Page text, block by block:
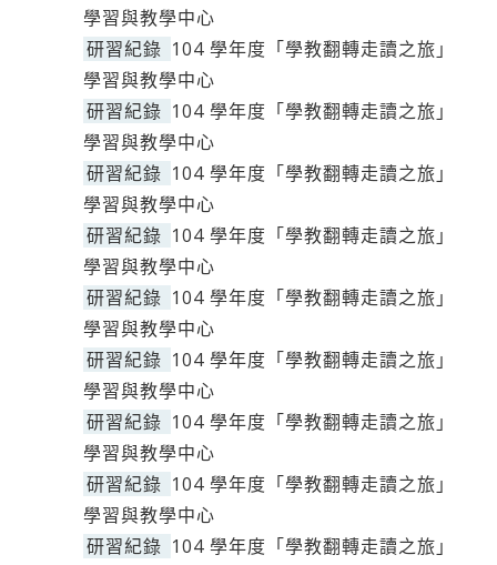
學習與教學中心
研習紀錄 104 學年度「學教翻轉走讀之旅」
學習與教學中心
研習紀錄 104 學年度「學教翻轉走讀之旅」
學習與教學中心
研習紀錄 104 學年度「學教翻轉走讀之旅」
學習與教學中心
研習紀錄 104 學年度「學教翻轉走讀之旅」
學習與教學中心
研習紀錄 104 學年度「學教翻轉走讀之旅」
學習與教學中心
研習紀錄 104 學年度「學教翻轉走讀之旅」
學習與教學中心
研習紀錄 104 學年度「學教翻轉走讀之旅」
學習與教學中心
研習紀錄 104 學年度「學教翻轉走讀之旅」
學習與教學中心
研習紀錄 104 學年度「學教翻轉走讀之旅」